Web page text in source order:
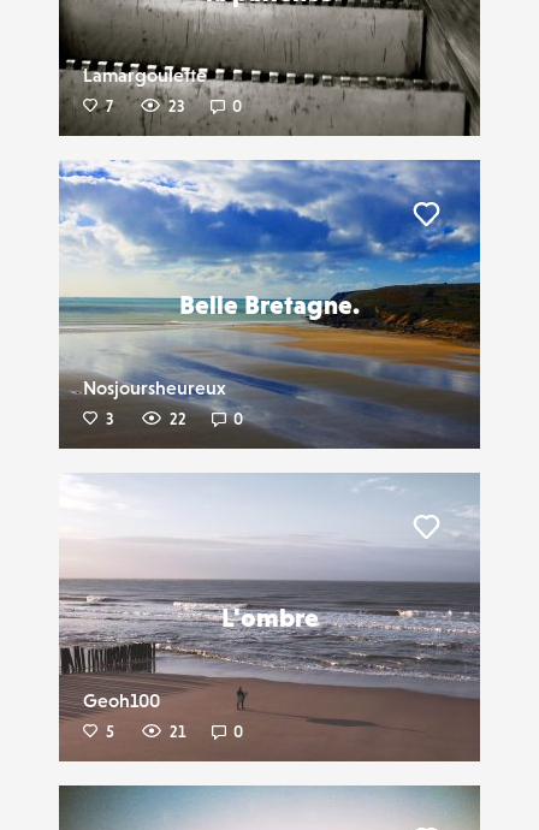
Lamargoulette
7 23 0
Belle Bretagne.
Nosjoursheureux
3 22 0
Liker
L'ombre
Geoh100
5 21 0
Liker